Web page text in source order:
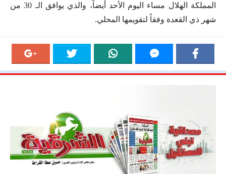
المملكة الهلال مساء اليوم الأحد أيضاً، والذي يوافق الـ 30 من
شهر ذي القعدة وفقاً لتقويمها المحلي.